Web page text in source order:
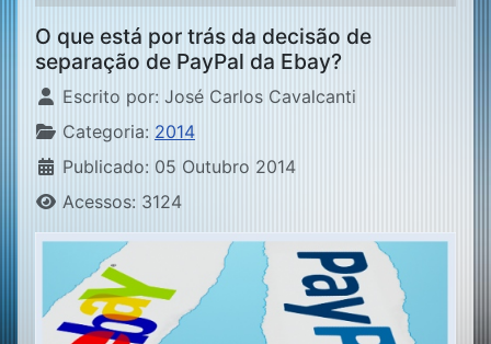
O que está por trás da decisão de
separação de PayPal da Ebay?
Detalhes
Escrito por: José Carlos Cavalcanti
Categoria: 2014
Publicado: 05 Outubro 2014
Acessos: 3124